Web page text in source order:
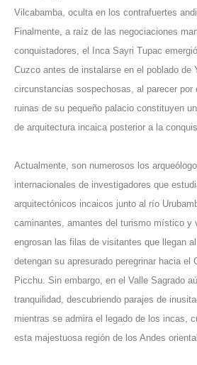
Vilcabamba, oculta en los contrafuertes
Finalmente, a raíz de las negociaciones
conquistadores, el Inca Sayri Tupac
Cuzco antes de instalarse en el poblado de
circunstancias sospechosas, al parecer por
ruinas de su pequeño palacio constituyen
de arquitectura incaica posterior a la
Actualmente, son numerosos los
internacionales de investigadores que
arquitectónicos incaicos junto al río
caminantes, amantes del turismo místico y
engrosan las filas de visitantes que llegan
detengan su apresurado peregrinar hacia el
Picchu. Sin embargo, en el Valle Sagrado
tranquilidad, descubriendo parajes de
mientras se admira el legado de los incas,
esta majestuosa región de los Andes